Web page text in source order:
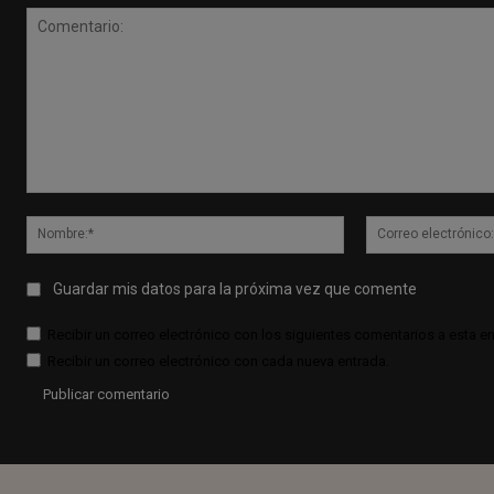
Nombre:*
Guardar mis datos para la próxima vez que comente